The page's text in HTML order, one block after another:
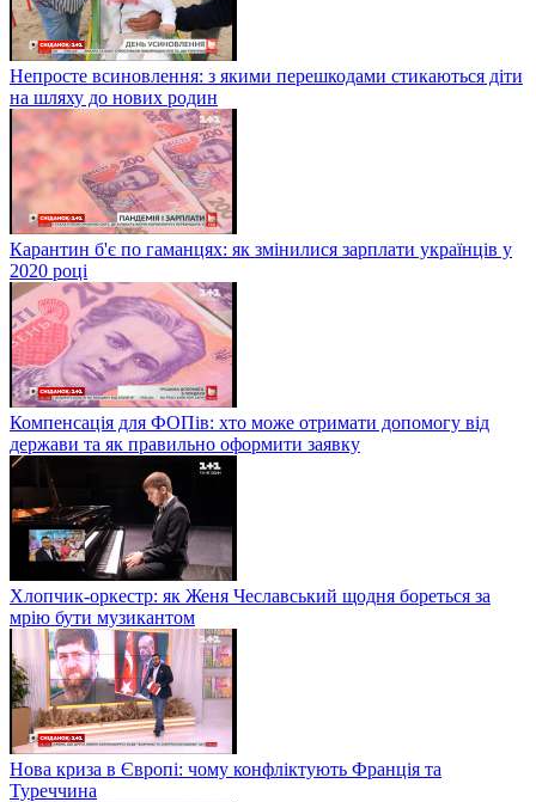
Непросте всиновлення: з якими перешкодами стикаються діти
на шляху до нових родин
Карантин б'є по гаманцях: як змінилися зарплати українців у
2020 році
Компенсація для ФОПів: хто може отримати допомогу від
держави та як правильно оформити заявку
Хлопчик-оркестр: як Женя Чеславський щодня бореться за
мрію бути музикантом
Нова криза в Європі: чому конфліктують Франція та
Туреччина